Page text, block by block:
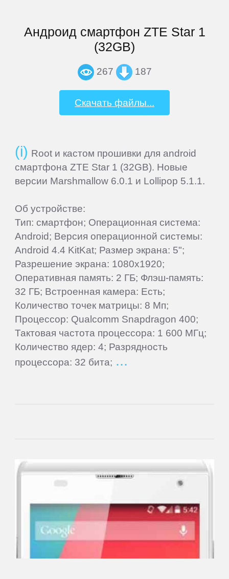
Андроид смартфон ZTE Star 1
(32GB)
267 187
Скачать файлы...
Root и кастом прошивки для android
смартфона ZTE Star 1 (32GB). Новые
версии Marshmallow 6.0.1 и Lollipop 5.1.1.
Об устройстве:
Тип: смартфон; Операционная система:
Android; Версия операционной системы:
Android 4.4 KitKat; Размер экрана: 5";
Разрешение экрана: 1080x1920;
Оперативная память: 2 ГБ; Флэш-память:
32 ГБ; Встроенная камера: Есть;
Количество точек матрицы: 8 Мп;
Процессор: Qualcomm Snapdragon 400;
Тактовая частота процессора: 1 600 МГц;
Количество ядер: 4; Разрядность
процессора: 32 бита;
Home
Contacts
Add
Sitemap
ПЛАНШЕТЫ
3Q
4Good
Acer
Archos
Armix